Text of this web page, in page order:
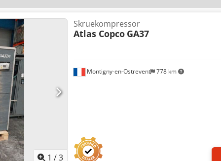
1 /3
Montigny-en-Ostrevent 778 km
Skruekompressor
Atlas Copco GA37